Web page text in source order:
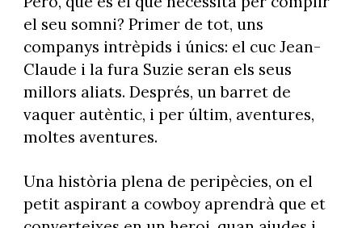
el seu somni? Primer de tot, uns
companys intrèpids i únics: el cuc Jean-
Claude i la fura Suzie seran els seus
millors aliats. Després, un barret de
vaquer autèntic, i per últim, aventures,
moltes aventures.
Una història plena de peripècies, on el
petit aspirant a cowboy aprendrà que et